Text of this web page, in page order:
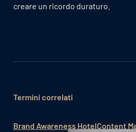
creare un ricordo duraturo.
Termini correlati
Brand Awareness HotelContent